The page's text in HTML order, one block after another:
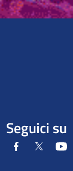
Seguici su
FacebookTwitter